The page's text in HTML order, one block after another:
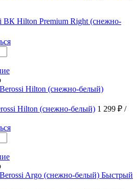
ВК Hilton Premium Right (снежно-
Hilton (снежно-белый) 1 299 ₽ /
Быстрый